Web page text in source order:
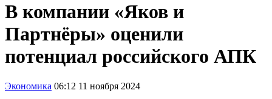
В компании «Яков и
Партнёры» оценили
потенциал российского АПК
Экономика 06:12 11 ноября 2024